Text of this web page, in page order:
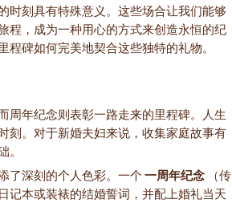
时刻具有特殊意义。这些场合让我们能够
程，成为一种用心的方式来创造永恒的纪
程碑如何完美地契合这些独特的礼物。
周年纪念则表彰一路走来的里程碑。人生
刻。对于新婚夫妇来说，收集家庭故事有
了深刻的个人色彩。一个一周年纪念 （传
记本或装裱的结婚誓词，并配上婚礼当天